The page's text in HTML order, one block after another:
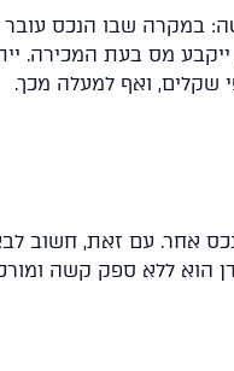
במקרה שבו הנכס עובר
מס בעת המכירה.
שקלים, ואף למעלה מכך.
אחר. עם זאת, חשוב
הוא ללא ספק קשה